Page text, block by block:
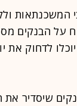
על הבנקים
לדחוק את
שיסדיר את